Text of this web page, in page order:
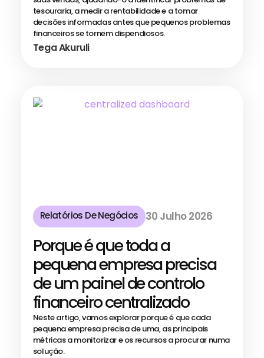
tesouraria, a medir a rentabilidade e a tomar
decisões informadas antes que pequenos problemas
financeiros se tornem dispendiosos.
Tega Akuruli
Relatórios De Negócios 30 Julho 2026
Porque é que toda a
pequena empresa precisa
de um painel de controlo
financeiro centralizado
Neste artigo, vamos explorar porque é que cada
pequena empresa precisa de uma, as principais
métricas a monitorizar e os recursos a procurar numa
solução.